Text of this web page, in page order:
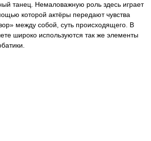
танец. Немаловажную роль здесь играет
которой актёры передают чувства
между собой, суть происходящего. В
широко используются так же элементы